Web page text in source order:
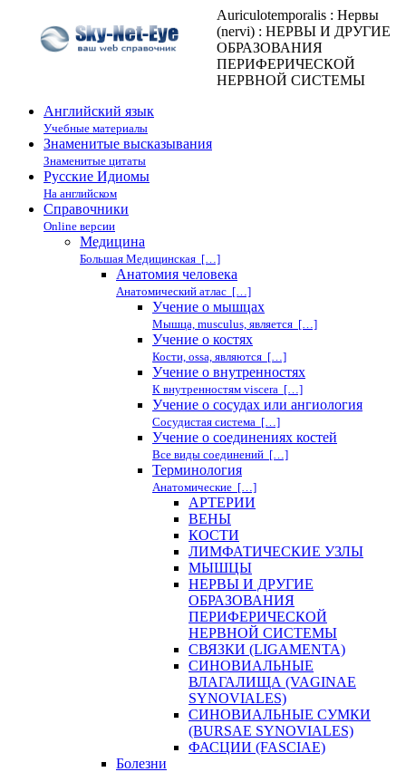
Auriculotemporalis : Нервы
(nervi) : НЕРВЫ И ДРУГИЕ
ОБРАЗОВАНИЯ
ПЕРИФЕРИЧЕСКОЙ
НЕРВНОЙ СИСТЕМЫ
Английский язык
Учебные материалы
Знаменитые высказывания
Знаменитые цитаты
Русские Идиомы
На английском
Справочники
Online версии
Медицина
Большая Медицинская […]
Анатомия человека
Анатомический атлас […]
Учение о мышцах
Мышца, musculus, является […]
Учение о костях
Кости, ossa, являются […]
Учение о внутренностях
К внутренностям viscera […]
Учение о сосудах или ангиология
Сосудистая система […]
Учение о соединениях костей
Все виды соединений […]
Терминология
Анатомические […]
АРТЕРИИ
ВЕНЫ
КОСТИ
ЛИМФАТИЧЕСКИЕ УЗЛЫ
МЫШЦЫ
НЕРВЫ И ДРУГИЕ
ОБРАЗОВАНИЯ
ПЕРИФЕРИЧЕСКОЙ
НЕРВНОЙ СИСТЕМЫ
СВЯЗКИ (LIGAMENTA)
СИНОВИАЛЬНЫЕ
ВЛАГАЛИЩА (VAGINAE
SYNOVIALES)
СИНОВИАЛЬНЫЕ СУМКИ
(BURSAE SYNOVIALES)
ФАСЦИИ (FASCIAE)
Болезни